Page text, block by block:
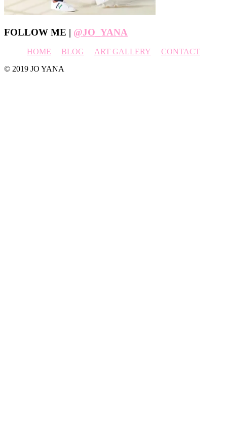
Footer
FOLLOW ME | @JO_YANA
HOME BLOG ART GALLERY
CONTACT
© 2019 JO YANA